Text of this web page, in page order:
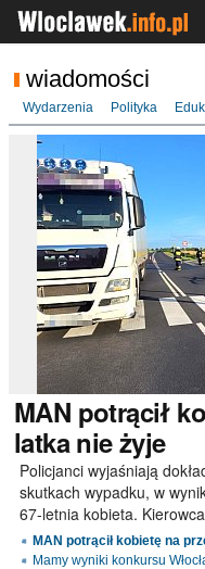
wiadomości
Wydarzenia Polityka
MAN potrącił
latka nie żyje
Policjanci wyjaśniają
skutkach wypadku, w
67-letnia kobieta.
MAN potrącił kobietę na
Mamy wyniki konkursu